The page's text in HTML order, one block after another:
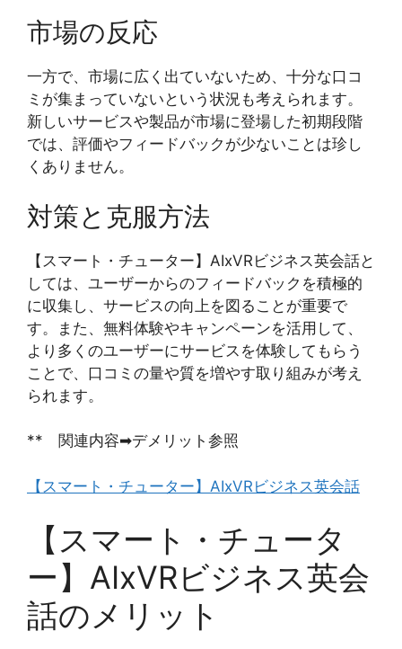
市場の反応
一方で、市場に広く出ていないため、十分な口コ
ミが集まっていないという状況も考えられます。
新しいサービスや製品が市場に登場した初期段階
では、評価やフィードバックが少ないことは珍し
くありません。
対策と克服方法
【スマート・チューター】AIxVRビジネス英会話と
しては、ユーザーからのフィードバックを積極的
に収集し、サービスの向上を図ることが重要で
す。また、無料体験やキャンペーンを活用して、
より多くのユーザーにサービスを体験してもらう
ことで、口コミの量や質を増やす取り組みが考え
られます。
** 関連内容➡デメリット参照
【スマート・チューター】AIxVRビジネス英会話
【スマート・チュータ
ー】AIxVRビジネス英会
話のメリット